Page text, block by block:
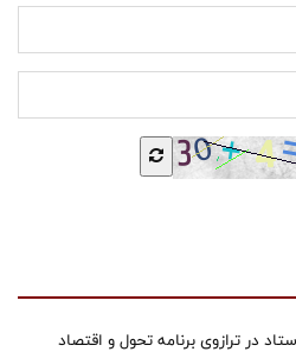
در ترازوی برنامه تحول و اقتصاد